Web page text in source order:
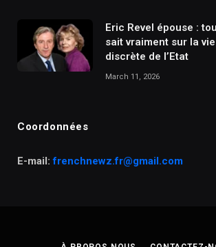
Eric Revel épouse :
sait vraiment sur la
discrète de l’Etat
March 11, 2026
Coordonnées
E-mail:frenchnewz.fr@gmail.com